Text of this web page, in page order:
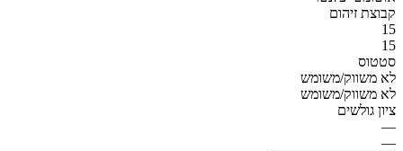
קבוצת זיהום
15
15
סטטוס
לא משווק/משומש
לא משווק/משומש
ציון גולשים
—
—